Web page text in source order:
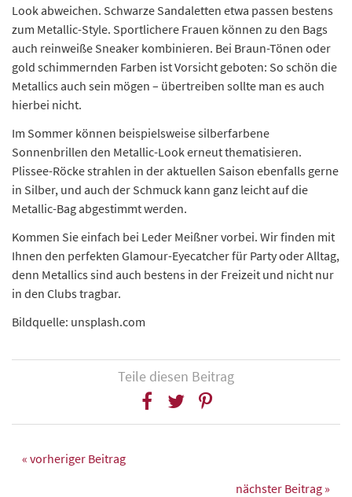
Look abweichen. Schwarze Sandaletten etwa passen bestens
zum Metallic-Style. Sportlichere Frauen können zu den Bags
auch reinweiße Sneaker kombinieren. Bei Braun-Tönen oder
gold schimmernden Farben ist Vorsicht geboten: So schön die
Metallics auch sein mögen – übertreiben sollte man es auch
hierbei nicht.
Im Sommer können beispielsweise silberfarbene
Sonnenbrillen den Metallic-Look erneut thematisieren.
Plissee-Röcke strahlen in der aktuellen Saison ebenfalls gerne
in Silber, und auch der Schmuck kann ganz leicht auf die
Metallic-Bag abgestimmt werden.
Kommen Sie einfach bei Leder Meißner vorbei. Wir finden mit
Ihnen den perfekten Glamour-Eyecatcher für Party oder Alltag,
denn Metallics sind auch bestens in der Freizeit und nicht nur
in den Clubs tragbar.
Bildquelle: unsplash.com
Teile diesen Beitrag
« vorheriger Beitrag
nächster Beitrag »